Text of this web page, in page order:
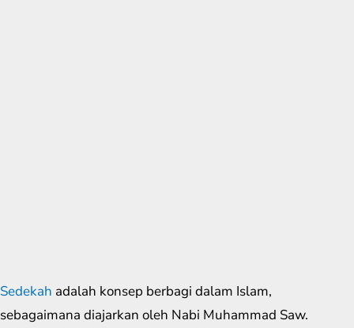
Sedekah adalah konsep berbagi dalam Islam,
sebagaimana diajarkan oleh Nabi Muhammad Saw.